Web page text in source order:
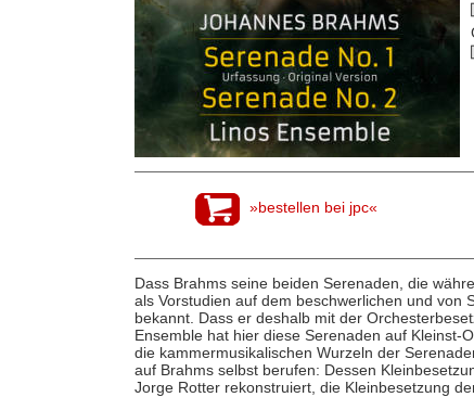
»bestellen bei jpc«
Dass Brahms seine beiden Serenaden, die
als Vorstudien auf dem beschwerlichen und von
bekannt. Dass er deshalb mit der
Ensemble hat hier diese Serenaden auf Kleinst-
die kammermusikalischen Wurzeln der
auf Brahms selbst berufen: Dessen
Jorge Rotter rekonstruiert, die Kleinbesetzung